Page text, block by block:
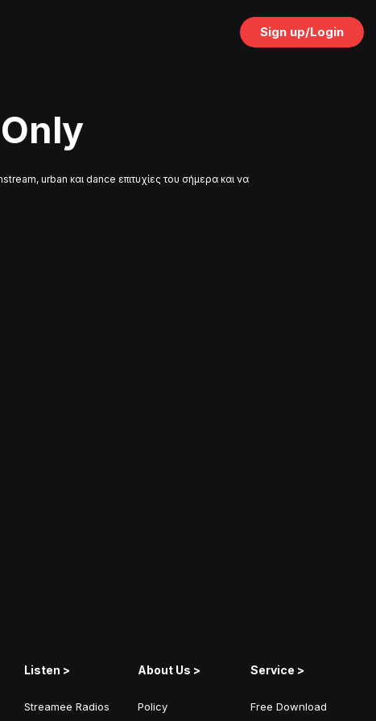
Sign up/Login
urban και dance επιτυχίες του σήμερα και να
Listen >
Streamee Radios
About Us >
Policy
Service >
Free Download